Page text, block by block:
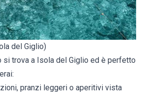
del Giglio)
si trova a Isola del Giglio ed è perfetto
pranzi leggeri o aperitivi vista